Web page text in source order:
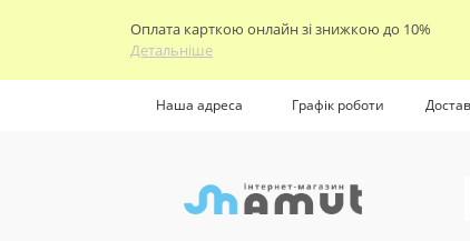
Оплата карткою онлайн зі знижкою до 10%
Детальніше
Наша адреса Графік роботи